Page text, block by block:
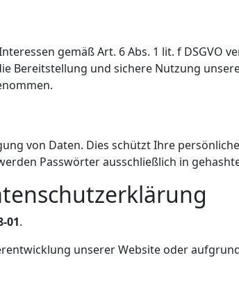
gemäß Art. 6 Abs. 1 lit. f DSGVO
Bereitstellung und sichere Nutzung
von Daten. Dies schützt Ihre
Passwörter ausschließlich in
01.
unserer Website oder